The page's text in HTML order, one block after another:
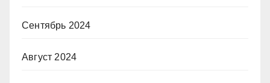
Сентябрь 2024
Август 2024